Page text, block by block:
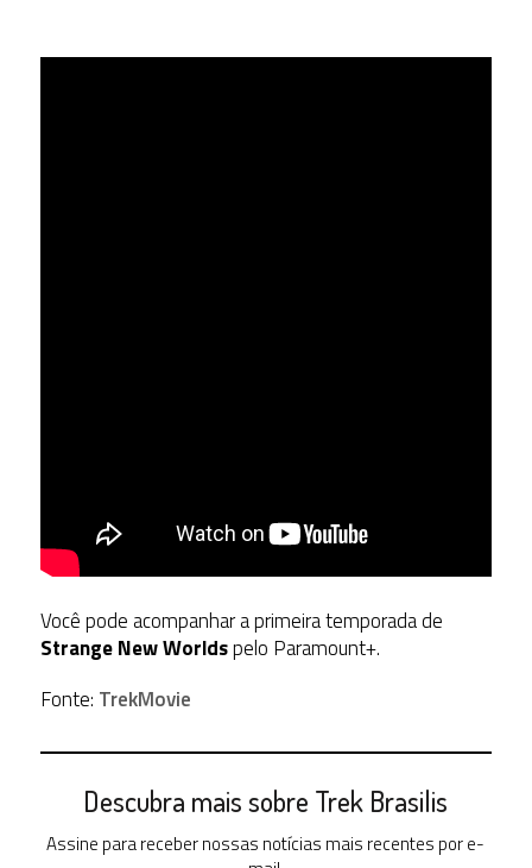
Você pode acompanhar a primeira temporada de
Strange New Worldspelo Paramount+.
Fonte: TrekMovie
Descubra mais sobre Trek Brasilis
Assine para receber nossas notícias mais recentes por e-